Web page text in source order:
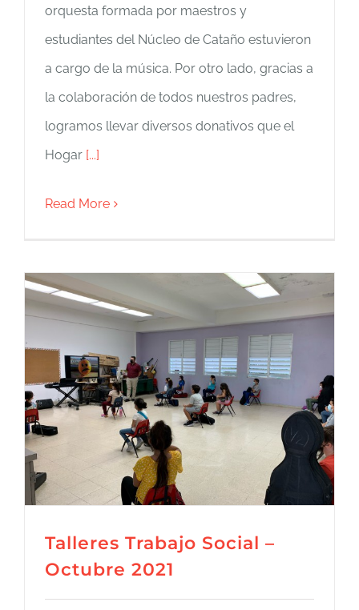
orquesta formada por maestros y
estudiantes del Núcleo de Cataño estuvieron
a cargo de la música. Por otro lado, gracias a
la colaboración de todos nuestros padres,
logramos llevar diversos donativos que el
Hogar [...]
Read More
Talleres Trabajo Social –
Octubre 2021